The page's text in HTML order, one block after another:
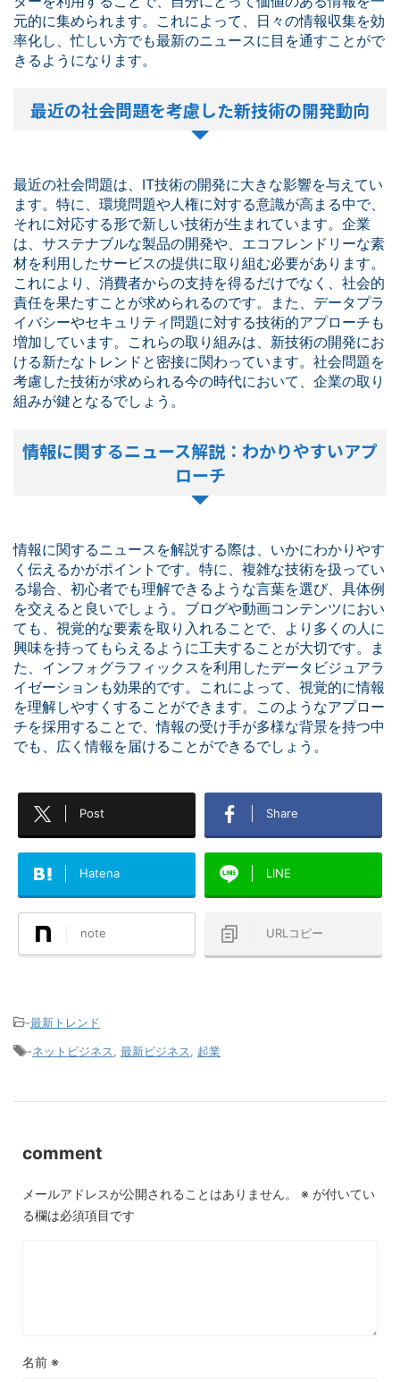
元的に集められます。これによって、日々の情報収集を効
率化し、忙しい方でも最新のニュースに目を通すことがで
きるようになります。
最近の社会問題を考慮した新技術の開発動向
最近の社会問題は、IT技術の開発に大きな影響を与えてい
ます。特に、環境問題や人権に対する意識が高まる中で、
それに対応する形で新しい技術が生まれています。企業
は、サステナブルな製品の開発や、エコフレンドリーな素
材を利用したサービスの提供に取り組む必要があります。
これにより、消費者からの支持を得るだけでなく、社会的
責任を果たすことが求められるのです。また、データプラ
イバシーやセキュリティ問題に対する技術的アプローチも
増加しています。これらの取り組みは、新技術の開発にお
ける新たなトレンドと密接に関わっています。社会問題を
考慮した技術が求められる今の時代において、企業の取り
組みが鍵となるでしょう。
情報に関するニュース解説：わかりやすいアプ
ローチ
情報に関するニュースを解説する際は、いかにわかりやす
く伝えるかがポイントです。特に、複雑な技術を扱ってい
る場合、初心者でも理解できるような言葉を選び、具体例
を交えると良いでしょう。ブログや動画コンテンツにおい
ても、視覚的な要素を取り入れることで、より多くの人に
興味を持ってもらえるように工夫することが大切です。ま
た、インフォグラフィックスを利用したデータビジュアラ
イゼーションも効果的です。これによって、視覚的に情報
を理解しやすくすることができます。このようなアプロー
チを採用することで、情報の受け手が多様な背景を持つ中
でも、広く情報を届けることができるでしょう。
Post Share
Hatena LINE
note URLコピー
-最新トレンド
-ネットビジネス 最新ビジネス 起業
comment
メールアドレスが公開されることはありません。 ※ が付いてい
る欄は必須項目です
名前 ※